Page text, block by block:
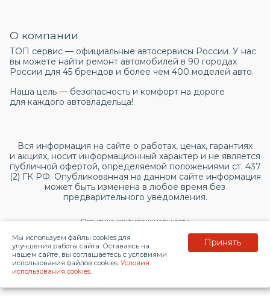
О компании
ТОП сервис — официальные автосервисы России. У нас
вы можете найти ремонт автомобилей в 90 городах
России для 45 брендов и более чем 400 моделей авто.
Наша цель — безопасность и комфорт на дороге
для каждого автовладельца!
Вся информация на сайте о работах, ценах, гарантиях
и акциях, носит информационный характер и не является
публичной офертой, определяемой положениями ст. 437
(2) ГК РФ. Опубликованная на данном сайте информация
может быть изменена в любое время без
предварительного уведомления.
Политика конфиденциальности
Согласие на обработку персональных данных
© 2026 topservice.su
Мы используем файлы cookies для
улучшения работы сайта. Оставаясь на
нашем сайте, вы соглашаетесь с условиями
использования файлов cookies. Условия
использования cookies.
Принять